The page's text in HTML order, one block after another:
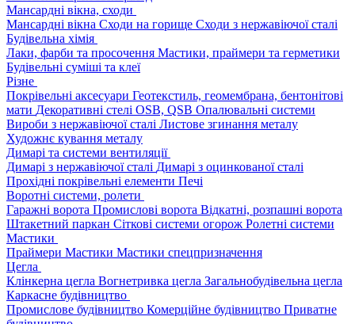
Мансардні вікна, сходи
Мансардні вікна Сходи на горище Сходи з нержавіючої сталі
Будівельна хімія
Лаки, фарби та просочення Мастики, праймери та герметики
Будівельні суміші та клеї
Різне
Покрівельні аксесуари Геотекстиль, геомембрана, бентонітові
мати Декоративні стелі OSB, QSB Опалювальні системи
Вироби з нержавіючої сталі Листове згинання металу
Художнє кування металу
Димарі та системи вентиляції
Димарі з нержавіючої сталі Димарі з оцинкованої сталі
Прохідні покрівельні елементи Печі
Воротні системи, ролети
Гаражні ворота Промислові ворота Відкатні, розпашні ворота
Штакетний паркан Сіткові системи огорож Ролетні системи
Мастики
Праймери Мастики Мастики спецпризначення
Цегла
Клінкерна цегла Вогнетривка цегла Загальнобудівельна цегла
Каркасне будівництво
Промислове будівництво Комерційне будівництво Приватне